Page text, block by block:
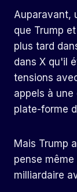
Auparavant,
que Trump
plus tard
dans X qu'il
tensions
appels à
plate-forme
Mais Trump
pense
milliardaire